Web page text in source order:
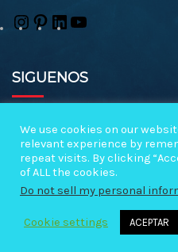
SIGUENOS
Copyright ©2026 Miami
We use cookies on our
relevant experience by
repeat visits. By clicking
of ALL the cookies.
Do not sell my personal
Cookie settings ACEPTAR